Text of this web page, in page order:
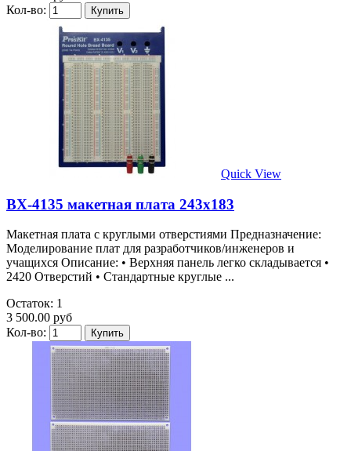
Кол-во:
Quick View
BX-4135 макетная плата 243х183
Макетная плата с круглыми отверстиями Предназначение:
Моделирование плат для разработчиков/инженеров и
учащихся Описание: • Верхняя панель легко складывается •
2420 Отверстий • Стандартные круглые ...
Остаток: 1
3 500.00 руб
Кол-во: